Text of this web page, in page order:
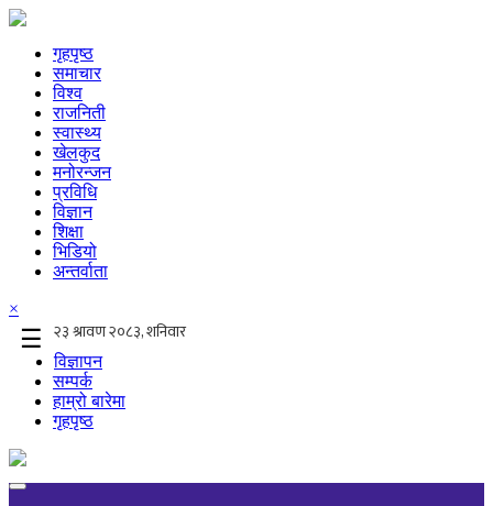
गृहपृष्ठ
समाचार
विश्व
राजनिती
स्वास्थ्य
खेलकुद
मनोरन्जन
प्रविधि
विज्ञान
शिक्षा
भिडियो
अन्तर्वाता
×
☰
विज्ञापन
सम्पर्क
हाम्रो बारेमा
गृहपृष्ठ